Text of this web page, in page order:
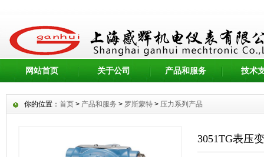
网站首页 关于公司 产品和服务 技术
你的位置： 首页 > 产品和服务 > 罗斯蒙特 > 压力系列产品
3051TG表压